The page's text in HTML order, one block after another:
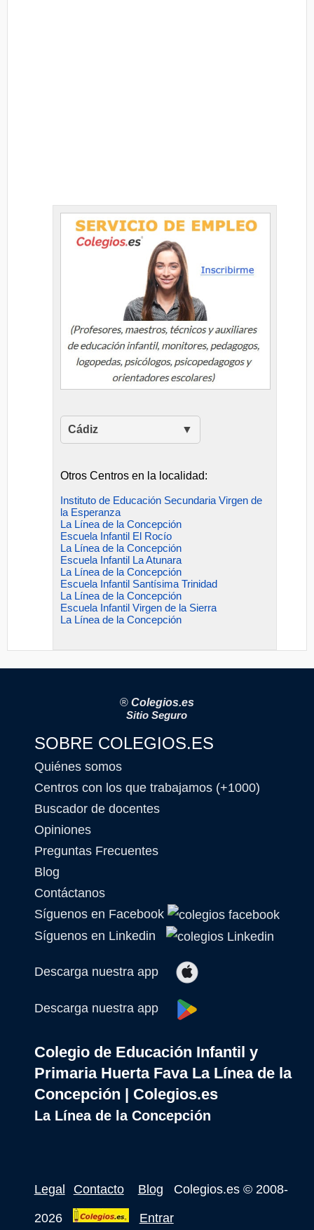
Cádiz
Otros Centros en la localidad:
Instituto de Educación Secundaria Virgen de
la Esperanza
La Línea de la Concepción
Escuela Infantil El Rocío
La Línea de la Concepción
Escuela Infantil La Atunara
La Línea de la Concepción
Escuela Infantil Santísima Trinidad
La Línea de la Concepción
Escuela Infantil Virgen de la Sierra
La Línea de la Concepción
® Colegios.es
Sitio Seguro
SOBRE COLEGIOS.ES
Quiénes somos
Centros con los que trabajamos (+1000)
Buscador de docentes
Opiniones
Preguntas Frecuentes
Blog
Contáctanos
Síguenos en Facebook
Síguenos en Linkedin
Descarga nuestra app
Descarga nuestra app
Colegio de Educación Infantil y
Primaria Huerta Fava La Línea de la
Concepción | Colegios.es
La Línea de la Concepción
Legal Contacto Blog Colegios.es© 2008-
2026 Entrar